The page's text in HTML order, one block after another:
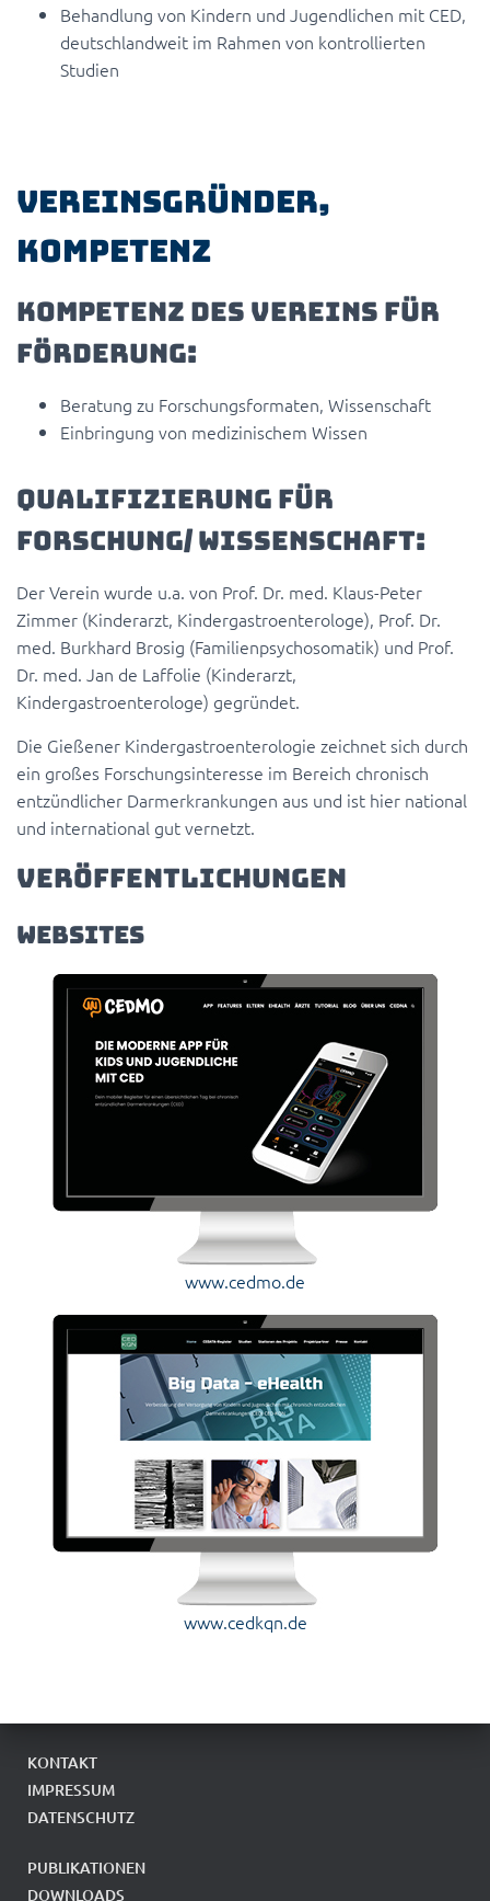
Behandlung von Kindern und Jugendlichen mit CED,
deutschlandweit im Rahmen von kontrollierten
Studien
Vereinsgründer,
Kompetenz
Kompetenz des Vereins für
Förderung:
Beratung zu Forschungsformaten, Wissenschaft
Einbringung von medizinischem Wissen
Qualifizierung für
Forschung/ Wissenschaft:
Der Verein wurde u.a. von Prof. Dr. med. Klaus-Peter
Zimmer (Kinderarzt, Kindergastroenterologe), Prof. Dr.
med. Burkhard Brosig (Familienpsychosomatik) und Prof.
Dr. med. Jan de Laffolie (Kinderarzt,
Kindergastroenterologe) gegründet.
Die Gießener Kindergastroenterologie zeichnet sich durch
ein großes Forschungsinteresse im Bereich chronisch
entzündlicher Darmerkrankungen aus und ist hier national
und international gut vernetzt.
Veröffentlichungen
Websites
www.cedmo.de
www.cedkqn.de
KONTAKT
IMPRESSUM
DATENSCHUTZ
PUBLIKATIONEN
DOWNLOADS